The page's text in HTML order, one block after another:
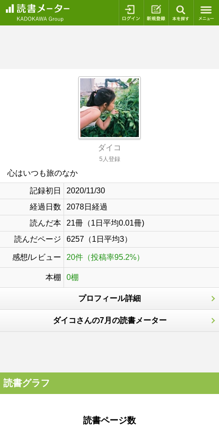
ログイン 新規登録
ダイコ
5人登録
心はいつも旅のなか
記録初日
2020/11/30
経過日数
2078日経過
読んだ本
21冊（1日平均0.01冊)
読んだページ
6257（1日平均3）
感想/レビュー 20件（投稿率95.2%）
本棚 0棚
プロフィール詳細
ダイコさんの7月の読書メーター
読書グラフ
読書ページ数